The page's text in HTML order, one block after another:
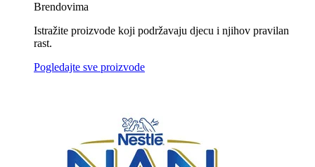
Brendovima
Istražite proizvode koji podržavaju djecu i njihov pravilan
rast.
Pogledajte sve proizvode